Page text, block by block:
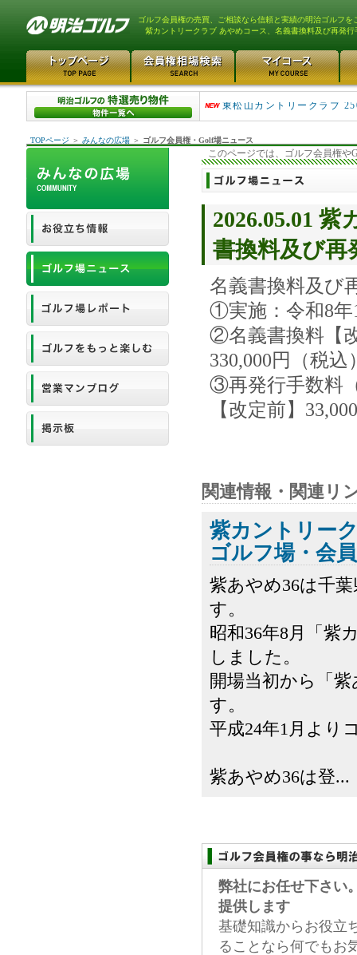
ゴルフ会員権の売買、ご相談なら信頼と実績の明治ゴルフを
紫カントリークラブ あやめコース、名義書換料及び再発行
平塚富士見カントリーク
東松山カントリークラブ
TOPページ ＞ みんなの広場 ＞ ゴルフ会員権・Golf場ニュース
このページでは、ゴルフ会員権や
2026.05.01
書換料及び再
名義書換料及び
①実施：令和8年
②名義書換料【
330,000円（税込
③再発行手数料
【改定前】
関連情報・関連リ
紫カントリー
ゴルフ場・会
紫あやめ36は千
す。
昭和36年8月「紫
しました。
開場当初から「
す。
平成24年1月より
紫あやめ36は登...
弊社にお任せ下さい
提供します
基礎知識からお役立
ることなら何でもお